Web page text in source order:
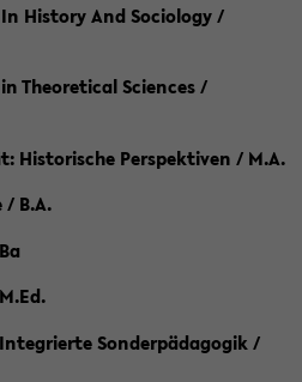
History And Sociology /
Theoretical Sciences /
Historische Perspektiven / M.A.
B.A.
Sonderpädagogik /